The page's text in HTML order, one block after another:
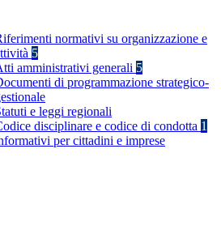
normativi su organizzazione e
5
amministrativi generali 5
di programmazione strategico-
e leggi regionali
disciplinare e codice di condotta 1
per cittadini e imprese